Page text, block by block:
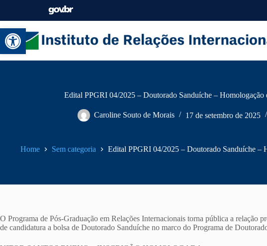
Abrir a barra de ferramentas
Edital PPGRI 04/2025 – Doutorado Sanduíche – Homologação
Caroline Souto de Morais 17 de setembro de 2025
Home Sem categoria Edital PPGRI 04/2025 – Doutorado Sanduíche –
O Programa de Pós-Graduação em Relações Internacionais torna pública a
de candidatura a bolsa de Doutorado Sanduíche no marco do Programa de